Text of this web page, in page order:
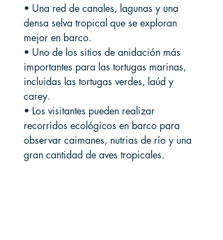
• Una red de canales, lagunas y una
densa selva tropical que se exploran
mejor en barco.
• Uno de los sitios de anidación más
importantes para las tortugas marinas,
incluidas las tortugas verdes, laúd y
carey.
• Los visitantes pueden realizar
recorridos ecológicos en barco para
observar caimanes, nutrias de río y una
gran cantidad de aves tropicales.